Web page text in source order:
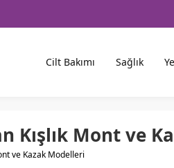
Cilt Bakımı Sağlık
Kışlık Mont ve
ve Kazak Modelleri